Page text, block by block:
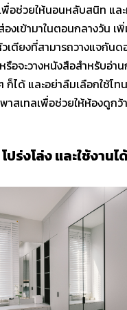
อช่วยให้นอนหลับสนิท แล
งเข้ามาในตอนกลางวัน เ
เตียงที่สามารถวางแจกัน
อจะวางหนังสือสำหรับอ่า
ได้ และอย่าลืมเลือกใช้โท
าสเทลเพื่อช่วยให้ห้องดูกว้
ร่งโล่ง และใช้งานไ